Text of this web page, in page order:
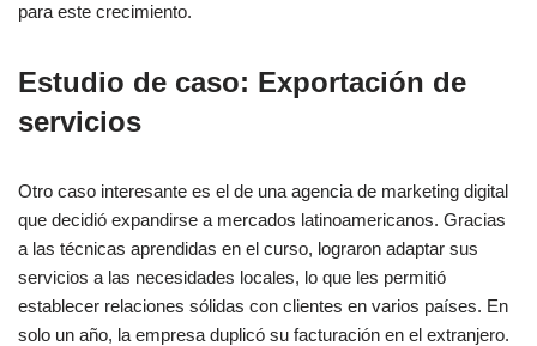
para este crecimiento.
Estudio de caso: Exportación de
servicios
Otro caso interesante es el de una agencia de marketing digital
que decidió expandirse a mercados latinoamericanos. Gracias
a las técnicas aprendidas en el curso, lograron adaptar sus
servicios a las necesidades locales, lo que les permitió
establecer relaciones sólidas con clientes en varios países. En
solo un año, la empresa duplicó su facturación en el extranjero.